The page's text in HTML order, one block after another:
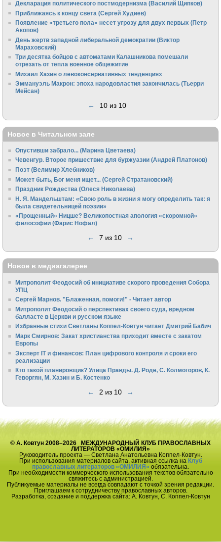
Декларация политического постмодернизма (Василий Щипков)
Приближаясь к концу света (Сергей Худиев)
Появление «третьего пола» несет угрозу для двух первых (Петр
Акопов)
День жертв западной либеральной демократии (Виктор
Мараховский)
Три десятка бойцов с автоматами Калашникова помешали
отрезать от тепла военное общежитие
Михаил Хазин о левоконсервативных тенденциях
Эммануэль Макрон: эпоха народовластия закончилась (Тьерри
Мейсан)
← 10 из 10
Новое в Читальном зале
Опустивши забрало... (Марина Цветаева)
Чевенгур. Второе пришествие для буржуазии (Андрей Платонов)
Поэт (Велимир Хлебников)
Может быть, Бог меня ищет... (Сергей Стратановский)
Праздник Рождества (Олеся Николаева)
Н. Я. Мандельштам: «Свою pоль в жизни я могу опpеделить так: я
была свидетельницей поэзии»
«Прощенный» Ницше? Великопостная апология «скоромной»
философии (Фарис Нофал)
← 7 из 10 →
Новое в медиагалерее
Митрополит Феодосий об инициативе скорого проведения Собора
УПЦ
Сергей Марнов. "Блаженная, помоги!" - Читает автор
Митрополит Феодосий о перспективах своего суда, вредном
балласте в Церкви и русском языке
Избранные стихи Светланы Коппел-Ковтун читает Дмитрий Бабич
Марк Смирнов: Закат христианства приходит вместе с закатом
Европы
Эксперт IT и финансов: План цифрового контроля и сроки его
реализации
Кто такой планировщик? Улица Правды. Д. Роде, С. Колмогоров, К.
Геворгян, М. Хазин и Б. Костенко
← 2 из 10 →
© А. Ковтун 2008–2026 МЕЖДУНАРОДНЫЙ КЛУБ ПРАВОСЛАВНЫХ
ЛИТЕРАТОРОВ «ОМИЛИЯ»
Руководитель проекта — Светлана Анатольевна Коппел-Ковтун.
При использования материалов сайта, активная ссылка на Клуб
православных литераторов «ОМИЛИЯ» обязательна.
При необходимости коммерческого использования текстов обязательно
свяжитесь с администрацией.
Публикуемые материалы не всегда совпадают с точкой зрения редакции.
Приглашаем к сотрудничеству православных авторов.
Разработка, создание и поддержка сайта: А. Ковтун, С. Коппел-Ковтун